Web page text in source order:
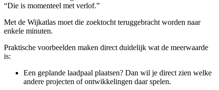
“Die is momenteel met verlof.”
Met de Wijkatlas moet die zoektocht teruggebracht worden naar
enkele minuten.
Praktische voorbeelden maken direct duidelijk wat de meerwaarde
is:
Een geplande laadpaal plaatsen? Dan wil je direct zien welke
andere projecten of ontwikkelingen daar spelen.